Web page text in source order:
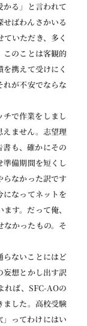
る」と言われて
ばわんさかいる
いただき、多く
このことは客観的
携えて受けにく
れが不安でならな
で作業をしまし
えません。志望理
書も、確かにその
準備期間を短くし
らなかった訳です
になってネットを
す。だって俺、
なかったもの。そ
ないことにはど
妄想とかし出す訳
れば、SFC-AOの
ました。高校受験
ってわけにはい